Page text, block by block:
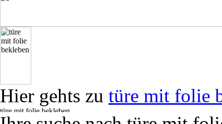
Hier gehts zu türe mit folie